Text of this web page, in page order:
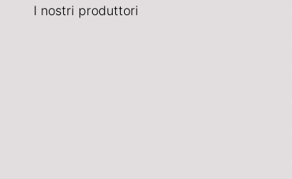
I nostri produttori